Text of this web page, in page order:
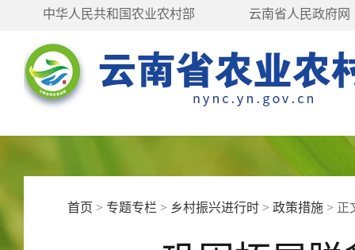
中华人民共和国农业农村部 云南省人民政府网
首页 > 专题专栏 > 乡村振兴进行时 >政策措施 > 正